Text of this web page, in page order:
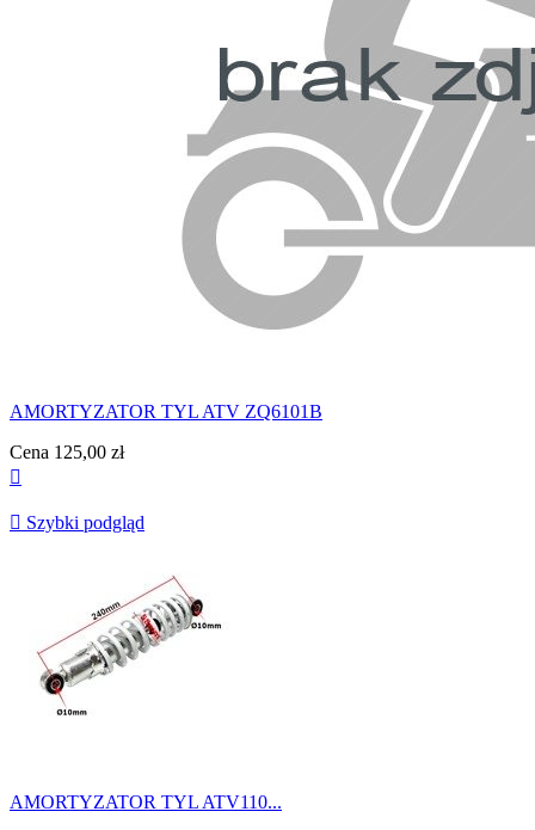
AMORTYZATOR TYL ATV ZQ6101B
Cena 125,00 zł

 Szybki podgląd
AMORTYZATOR TYL ATV110...